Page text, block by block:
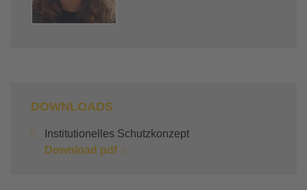
DOWNLOADS
Institutionelles Schutzkonzept
Download pdf